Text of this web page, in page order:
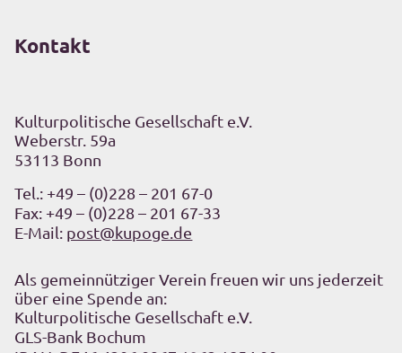
Kontakt
Kulturpolitische Gesellschaft e.V.
Weberstr. 59a
53113 Bonn
Tel.: +49 – (0)228 – 201 67-0
Fax: +49 – (0)228 – 201 67-33
E-Mail: post@kupoge.de
Als gemeinnütziger Verein freuen wir uns jederzeit
über eine Spende an:
Kulturpolitische Gesellschaft e.V.
GLS-Bank Bochum